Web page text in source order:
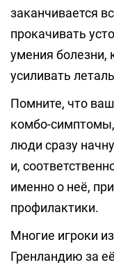
заканчивается
прокачивать
умения болезни,
усиливать
Помните, что
комбо-
люди сразу
и,
именно о неё,
профилактики.
Многие игроки
Гренландию за